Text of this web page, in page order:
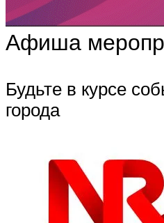
Афиша
Будьте в курсе
города